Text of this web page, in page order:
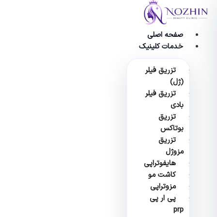
صفحه اصلی
خدمات کلینیک
تزریق فیلر
(ژل)
تزریق فیلر
بادی
تزریق
بوتاکس
تزریق
مزوژل
هایفوتراپی
کاشت مو
مزوتراپی
پی ار پی